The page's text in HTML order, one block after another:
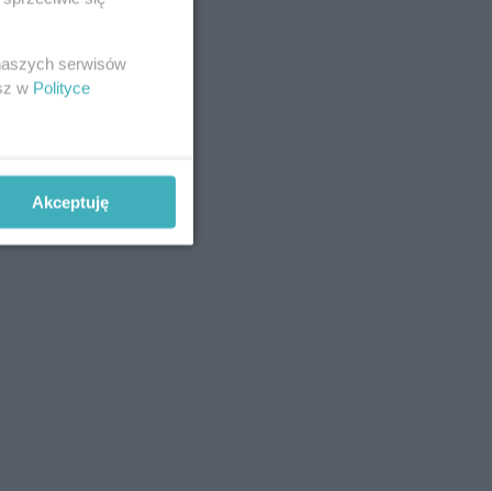
serwisów
w Polityce
Akceptuję